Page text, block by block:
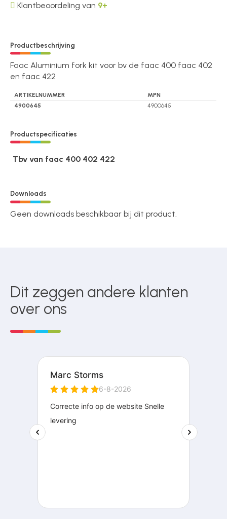
Klantbeoordeling van 9+
Productbeschrijving
Faac Aluminium fork kit voor bv de faac 400 faac 402
en faac 422
ARTIKELNUMMER
MPN
4900645
4900645
Productspecificaties
Tbv van faac 400 402 422
Downloads
Geen downloads beschikbaar bij dit product.
Dit zeggen andere klanten
over ons